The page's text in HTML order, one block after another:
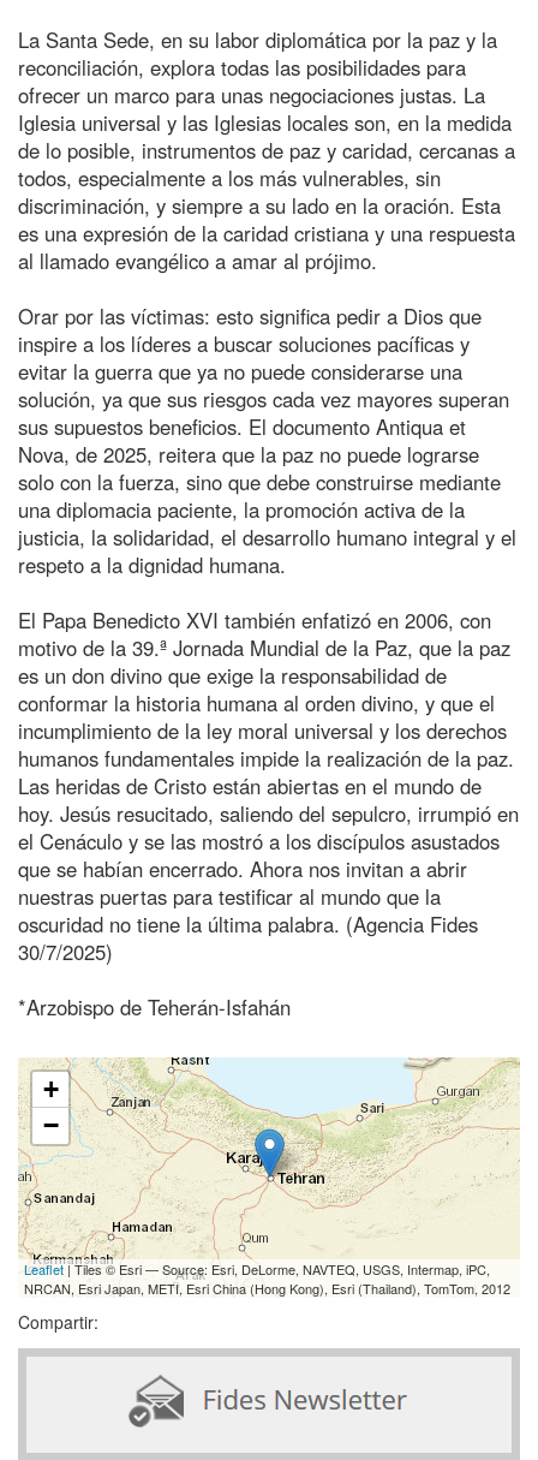
La Santa Sede, en su labor diplomática por la paz y la
reconciliación, explora todas las posibilidades para
ofrecer un marco para unas negociaciones justas. La
Iglesia universal y las Iglesias locales son, en la medida
de lo posible, instrumentos de paz y caridad, cercanas a
todos, especialmente a los más vulnerables, sin
discriminación, y siempre a su lado en la oración. Esta
es una expresión de la caridad cristiana y una respuesta
al llamado evangélico a amar al prójimo.
Orar por las víctimas: esto significa pedir a Dios que
inspire a los líderes a buscar soluciones pacíficas y
evitar la guerra que ya no puede considerarse una
solución, ya que sus riesgos cada vez mayores superan
sus supuestos beneficios. El documento Antiqua et
Nova, de 2025, reitera que la paz no puede lograrse
solo con la fuerza, sino que debe construirse mediante
una diplomacia paciente, la promoción activa de la
justicia, la solidaridad, el desarrollo humano integral y el
respeto a la dignidad humana.
El Papa Benedicto XVI también enfatizó en 2006, con
motivo de la 39.ª Jornada Mundial de la Paz, que la paz
es un don divino que exige la responsabilidad de
conformar la historia humana al orden divino, y que el
incumplimiento de la ley moral universal y los derechos
humanos fundamentales impide la realización de la paz.
Las heridas de Cristo están abiertas en el mundo de
hoy. Jesús resucitado, saliendo del sepulcro, irrumpió en
el Cenáculo y se las mostró a los discípulos asustados
que se habían encerrado. Ahora nos invitan a abrir
nuestras puertas para testificar al mundo que la
oscuridad no tiene la última palabra. (Agencia Fides
30/7/2025)
*Arzobispo de Teherán-Isfahán
+
−
Leaflet| Tiles © Esri — Source: Esri, DeLorme, NAVTEQ, USGS, Intermap, iPC,
NRCAN, Esri Japan, METI, Esri China (Hong Kong), Esri (Thailand), TomTom, 2012
Compartir: